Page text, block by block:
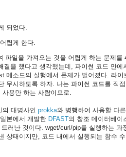
되었다.
렵게 한다.
파일을 가져오는 것을 어렵게 하는 문제를
결을 했다고 생각했는데, 파이썬 코드 안에
메소드의 실행에서 문제가 벌어졌다. 라이
무시하도록 하자. 나는 파이썬 코드를 직
용만 하는 사람이므로.
의 대명사인 prokka와 병행하여 사용할 다
본에서 개발한 DFAST의 참조 데이터베이
러난 것이다. wget/curl/pip를 실행하는 과
상태이지만, 코드 내에서 실행되는 함수